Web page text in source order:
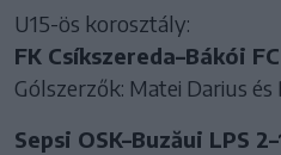
U15-ös korosztály:
FK Csíkszereda–Bákói FC
Gólszerzők: Matei Darius és
Sepsi OSK–Buzăui LPS